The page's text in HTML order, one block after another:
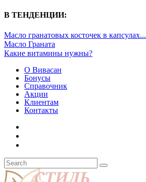
В ТЕНДЕНЦИИ:
Масло гранатовых косточек в капсулах...
Масло Граната
Какие витамины нужны?
О Вивасан
Бонусы
Справочник
Акции
Клиентам
Контакты